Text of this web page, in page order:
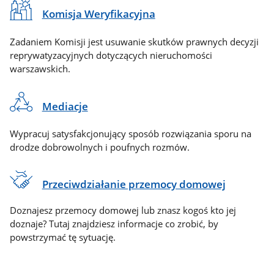
Komisja Weryfikacyjna
Zadaniem Komisji jest usuwanie skutków prawnych decyzji
reprywatyzacyjnych dotyczących nieruchomości
warszawskich.
Mediacje
Wypracuj satysfakcjonujący sposób rozwiązania sporu na
drodze dobrowolnych i poufnych rozmów.
Przeciwdziałanie przemocy domowej
Doznajesz przemocy domowej lub znasz kogoś kto jej
doznaje? Tutaj znajdziesz informacje co zrobić, by
powstrzymać tę sytuację.